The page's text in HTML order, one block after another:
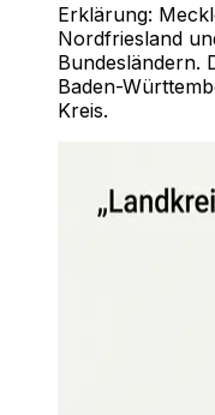
Erklärung:
Nordfriesland
Bundesländern.
Baden-
Kreis.